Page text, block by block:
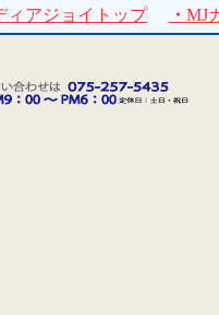
ィアジョイトップ ・ MJ